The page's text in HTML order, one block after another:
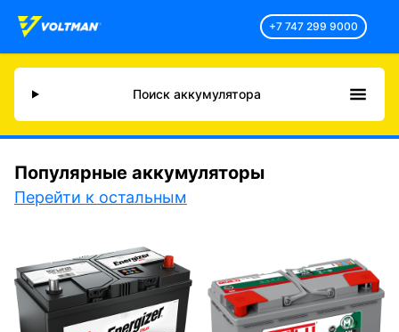
+7 747 299 9000
Поиск аккумулятора
Популярные аккумуляторы
Перейти к остальным